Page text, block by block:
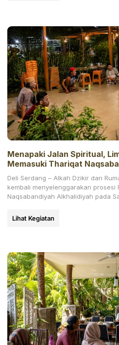
Menapaki Jalan Spiritual,
Memasuki Thariqat
Deli Serdang – Alkah Dzikir dan
kembali menyelenggarakan prosesi
Naqsabandiyah Alkhalidiyah pada
Lihat Kegiatan